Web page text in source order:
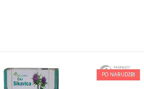
PO NARUDŽBI